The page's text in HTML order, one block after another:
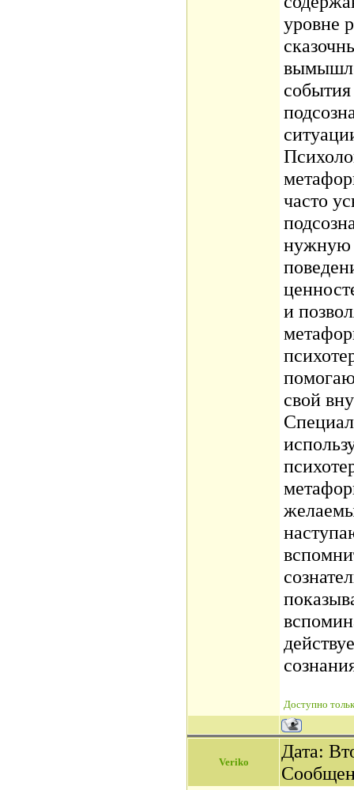
уровне
часто
нужную
и
свой
Доступно
Veriko
Дата: